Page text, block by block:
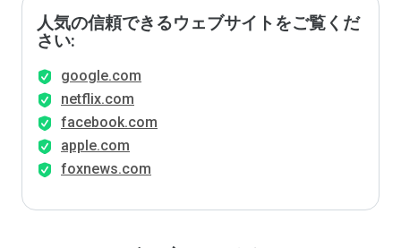
人気の信頼できるウェブサイトをご覧くだ
さい:
google.com
netflix.com
facebook.com
apple.com
foxnews.com